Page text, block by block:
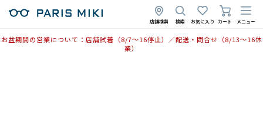
店舗検索 検索 お気に入り カート メニュー
お盆期間の営業について：店舗試着（8/7〜16停止）／配送・問合せ（8/13〜16休
業）